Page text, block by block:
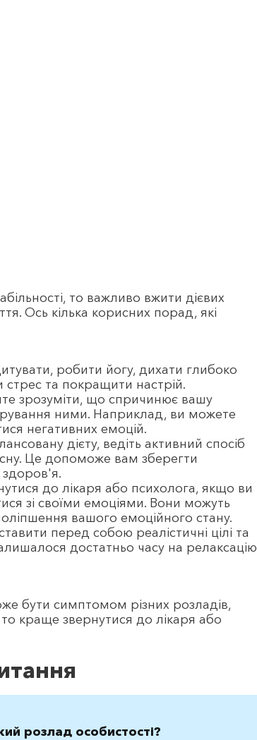
то важливо вжити дієвих
Ось кілька корисних порад, які
робити йогу, дихати глибоко
та покращити настрій.
зрозуміти, що спричинює вашу
ними. Наприклад, ви можете
негативних емоцій.
дієту, ведіть активний спосіб
Це допоможе вам зберегти
до лікаря або психолога, якщо ви
зі своїми емоціями. Вони можуть
вашого емоційного стану.
перед собою реалістичні цілі та
достатньо часу на релаксацію
бути симптомом різних розладів,
краще звернутися до лікаря або
розлад особистості?